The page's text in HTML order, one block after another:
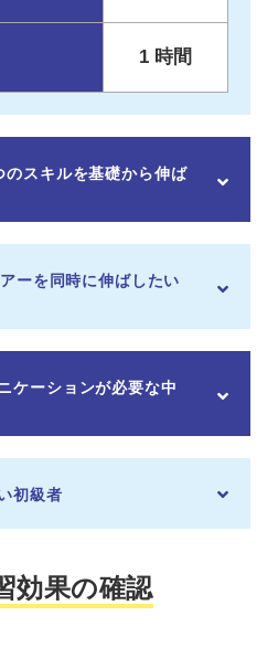
1 時間
スキルを基礎から伸ば
ーを同時に伸ばしたい
ケーションが必要な中
初級者
効果の確認